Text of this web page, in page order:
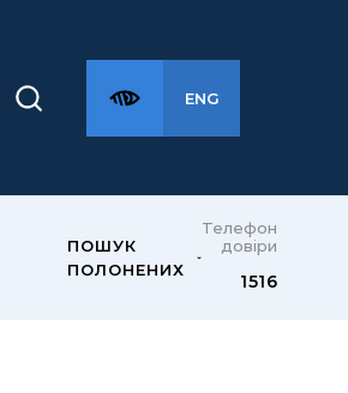
ENG
ПОШУК
ПОЛОНЕНИХ
Телефон
довіри
1516